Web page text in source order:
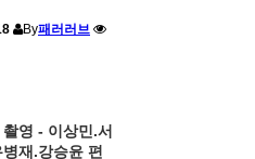
By패러러브
영 - 이상민.서
재.강승윤 편